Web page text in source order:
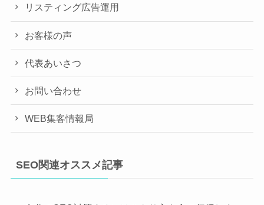
リスティング広告運用
お客様の声
代表あいさつ
お問い合わせ
WEB集客情報局
SEO関連オススメ記事